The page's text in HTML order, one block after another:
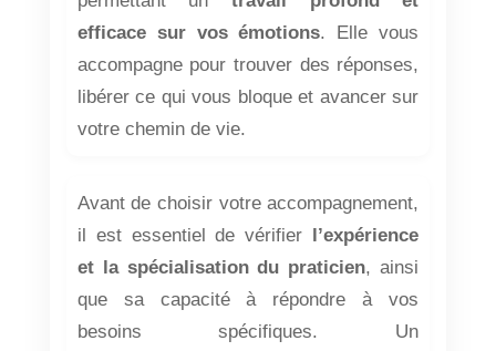
efficace sur vos émotions. Elle vous
accompagne pour trouver des réponses,
libérer ce qui vous bloque et avancer sur
votre chemin de vie.
Avant de choisir votre accompagnement,
il est essentiel de vérifier l’expérience
et la spécialisation du praticien, ainsi
que sa capacité à répondre à vos
besoins spécifiques. Un